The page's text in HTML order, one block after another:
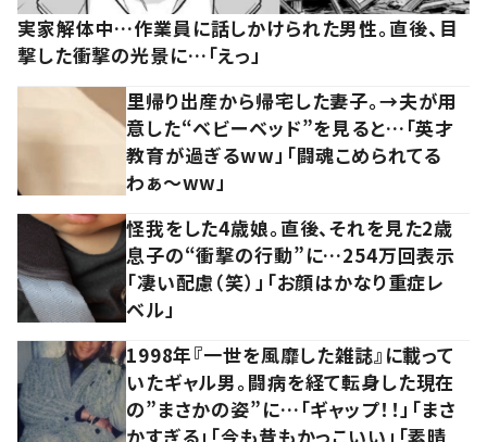
実家解体中…作業員に話しかけられた男性。直後、目
撃した衝撃の光景に…「えっ」
里帰り出産から帰宅した妻子。→夫が用
意した“ベビーベッド”を見ると…「英才
教育が過ぎるww」「闘魂こめられてる
わぁ～ww」
怪我をした4歳娘。直後、それを見た2歳
息子の“衝撃の行動”に…254万回表示
「凄い配慮（笑）」「お顔はかなり重症レ
ベル」
1998年『一世を風靡した雑誌』に載って
いたギャル男。闘病を経て転身した現在
の”まさかの姿”に…「ギャップ！！」「まさ
かすぎる」「今も昔もかっこいい」「素晴